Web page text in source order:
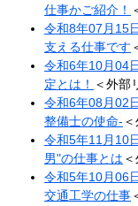
仕事かご紹介！
令和8年07月15
支える仕事です
令和6年10月04
定とは！ ＜外部
令和6年08月02
整備士の使命‐​
令和5年11月10
男"の仕事とは
令和5年10月06
交通工学の仕事​